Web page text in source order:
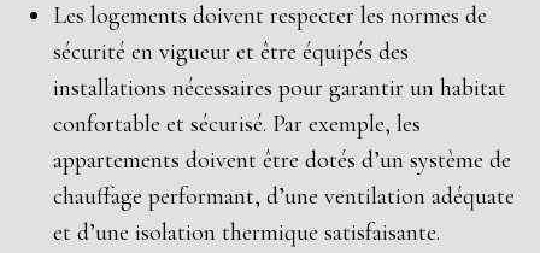
Les logements doivent respecter les normes de
sécurité en vigueur et être équipés des
installations nécessaires pour garantir un habitat
confortable et sécurisé. Par exemple, les
appartements doivent être dotés d’un système de
chauffage performant, d’une ventilation adéquate
et d’une isolation thermique satisfaisante.